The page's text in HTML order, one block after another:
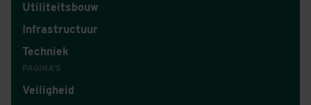
Utiliteitsbouw
Infrastructuur
Techniek
PAGINA'S
Veiligheid